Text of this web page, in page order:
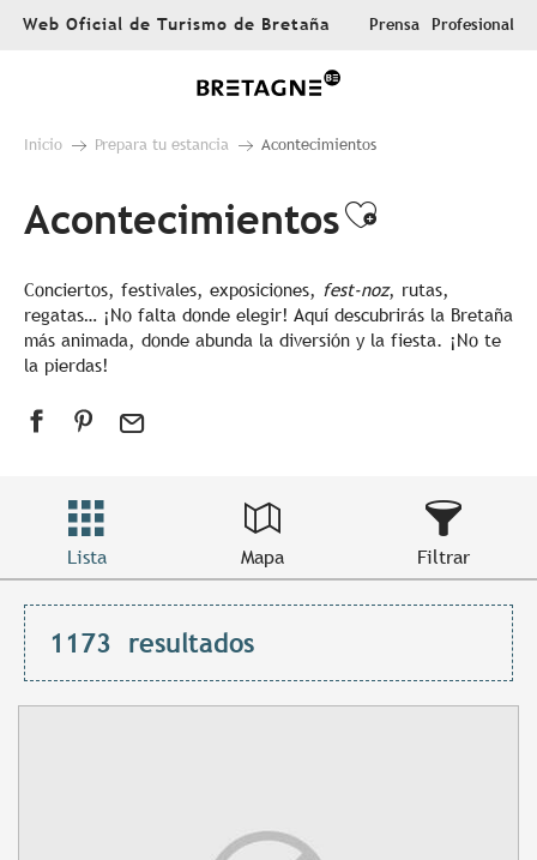
AllerWeb Oficial de Turismo de Bretaña Prensa Profesional
Inicio Prepara tu estancia Acontecimientos
AcontecimientosAjouter
Conciertos, festivales, exposiciones, fest-noz, rutas,
regatas… ¡No falta donde elegir! Aquí descubrirás la Bretaña
más animada, donde abunda la diversión y la fiesta. ¡No te
la pierdas!
Lista Mapa Filtrar
1173 resultados